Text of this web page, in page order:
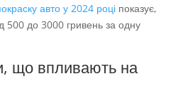
авто у 2024 році показує,
500 до 3000 гривень за одну
що впливають на